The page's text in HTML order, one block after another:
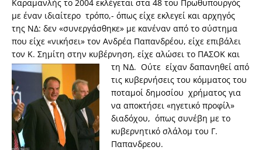
Καραμανλής το 2004 εκλέγεται στα 48 του Πρωθυπουργός
με έναν ιδιαίτερο τρόπο,- όπως είχε εκλεγεί και αρχηγός
της ΝΔ: δεν «συνεργάσθηκε» με κανέναν από το σύστημα
που είχε «νικήσει» τον Ανδρέα Παπανδρέου, είχε επιβάλει
τον Κ. Σημίτη στην κυβέρνηση, είχε αλώσει το ΠΑΣΟΚ και
τη ΝΔ. Ούτε είχαν δαπανηθεί από
τις κυβερνήσεις του κόμματος του
ποταμοί δημοσίου χρήματος για
να αποκτήσει «ηγετικό προφίλ»
διαδόχου, όπως συνέβη με το
κυβερνητικό σλάλομ του Γ.
Παπανδρεου.